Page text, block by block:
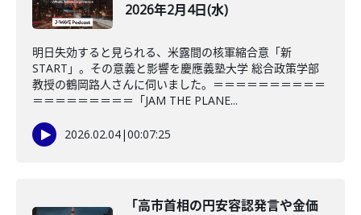
2026年2月4日(水)
明日失効すると見られる、米露間の核軍縮合意「新
START」。その意義と影響を慶應義塾大学 総合政策学部
教授の鶴岡路人さんに伺いました。＝＝＝＝＝＝＝＝＝＝
＝＝＝＝＝＝＝＝＝「JAM THE PLANE...
2026.02.04|00:07:25
「高市首相の円安容認発言や金価